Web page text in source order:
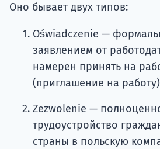
Оно бывает двух типов:
Oświadczenie —
заявлением от
намерен принять на
(приглашение на
Zezwolenie —
трудоустройство
страны в польскую